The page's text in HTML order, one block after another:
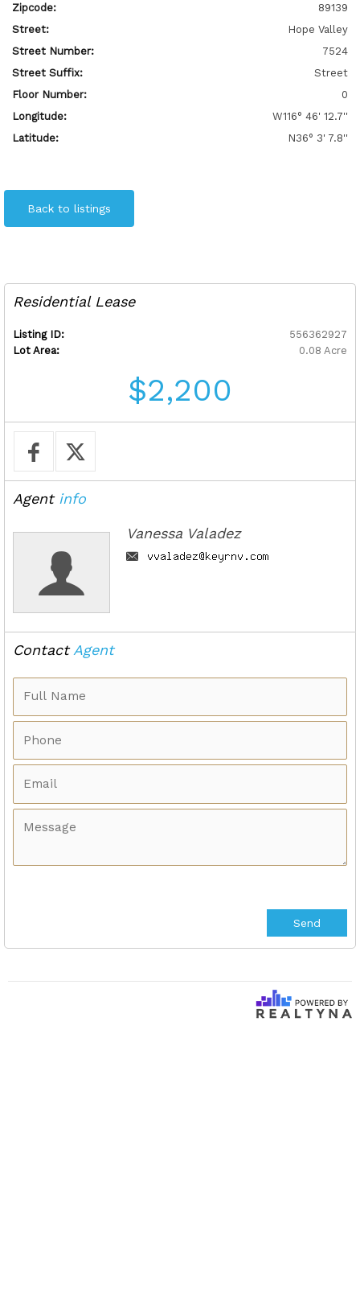
Zipcode:
89139
Street:
Hope Valley
Street Number:
7524
Street Suffix:
Street
Floor Number:
0
Longitude:
W116° 46' 12.7''
Latitude:
N36° 3' 7.8''
Back to listings
Residential Lease
Listing ID:
556362927
Lot Area:
0.08 Acre
$2,200
Agentinfo
Vanessa Valadez
ContactAgent